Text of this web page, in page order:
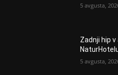
5 avgusta,
Zadnji hip
5 avgusta,